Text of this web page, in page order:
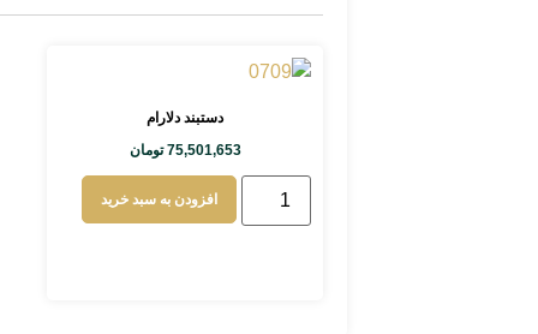
دستبند دلارام
75,501,653 تومان
افزودن به سبد خرید